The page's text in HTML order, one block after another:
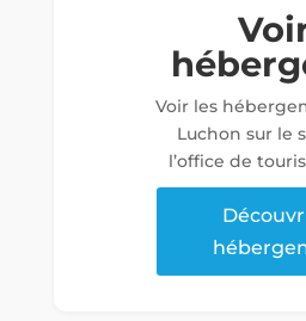
Voir les
Luchon sur le
l’office de